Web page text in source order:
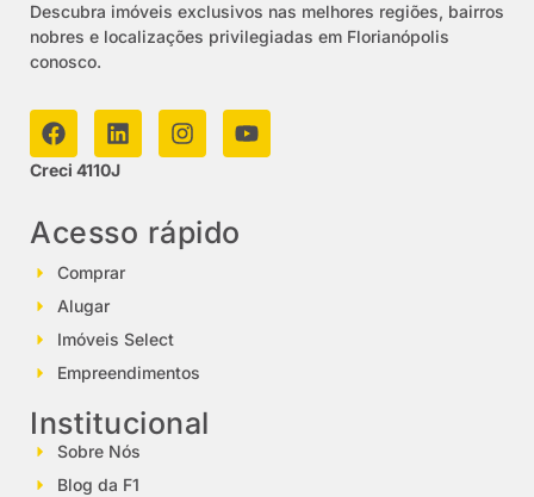
Descubra imóveis exclusivos nas melhores regiões, bairros
nobres e localizações privilegiadas em Florianópolis
conosco.
Creci 4110J
Acesso rápido
Comprar
Alugar
Imóveis Select
Empreendimentos
Institucional
Sobre Nós
Blog da F1